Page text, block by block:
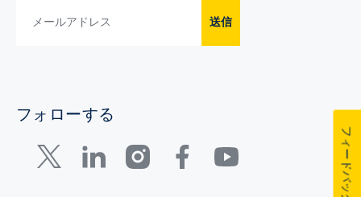
送信
フォローする
フィードバック